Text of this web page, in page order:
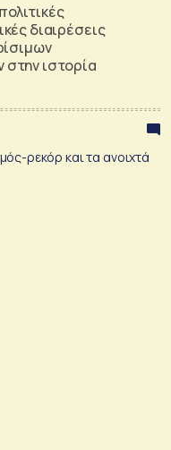
διαιρέσεις
ιστορία